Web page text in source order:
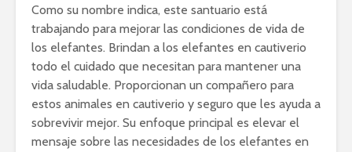
Como su nombre indica, este santuario está
trabajando para mejorar las condiciones de vida de
los elefantes. Brindan a los elefantes en cautiverio
todo el cuidado que necesitan para mantener una
vida saludable. Proporcionan un compañero para
estos animales en cautiverio y seguro que les ayuda a
sobrevivir mejor. Su enfoque principal es elevar el
mensaje sobre las necesidades de los elefantes en